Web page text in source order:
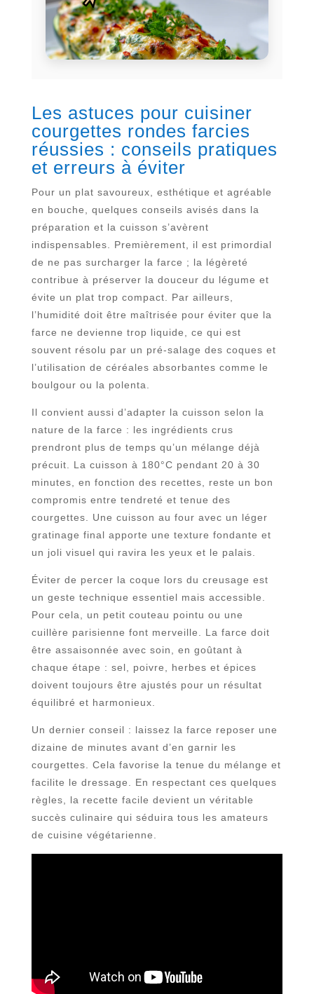
Les astuces pour cuisiner
courgettes rondes farcies
réussies : conseils pratiques
et erreurs à éviter
Pour un plat savoureux, esthétique et agréable
en bouche, quelques conseils avisés dans la
préparation et la cuisson s’avèrent
indispensables. Premièrement, il est primordial
de ne pas surcharger la farce ; la légèreté
contribue à préserver la douceur du légume et
évite un plat trop compact. Par ailleurs,
l’humidité doit être maîtrisée pour éviter que la
farce ne devienne trop liquide, ce qui est
souvent résolu par un pré-salage des coques et
l’utilisation de céréales absorbantes comme le
boulgour ou la polenta.
Il convient aussi d’adapter la cuisson selon la
nature de la farce : les ingrédients crus
prendront plus de temps qu’un mélange déjà
précuit. La cuisson à 180°C pendant 20 à 30
minutes, en fonction des recettes, reste un bon
compromis entre tendreté et tenue des
courgettes. Une cuisson au four avec un léger
gratinage final apporte une texture fondante et
un joli visuel qui ravira les yeux et le palais.
Éviter de percer la coque lors du creusage est
un geste technique essentiel mais accessible.
Pour cela, un petit couteau pointu ou une
cuillère parisienne font merveille. La farce doit
être assaisonnée avec soin, en goûtant à
chaque étape : sel, poivre, herbes et épices
doivent toujours être ajustés pour un résultat
équilibré et harmonieux.
Un dernier conseil : laissez la farce reposer une
dizaine de minutes avant d’en garnir les
courgettes. Cela favorise la tenue du mélange et
facilite le dressage. En respectant ces quelques
règles, la recette facile devient un véritable
succès culinaire qui séduira tous les amateurs
de cuisine végétarienne.